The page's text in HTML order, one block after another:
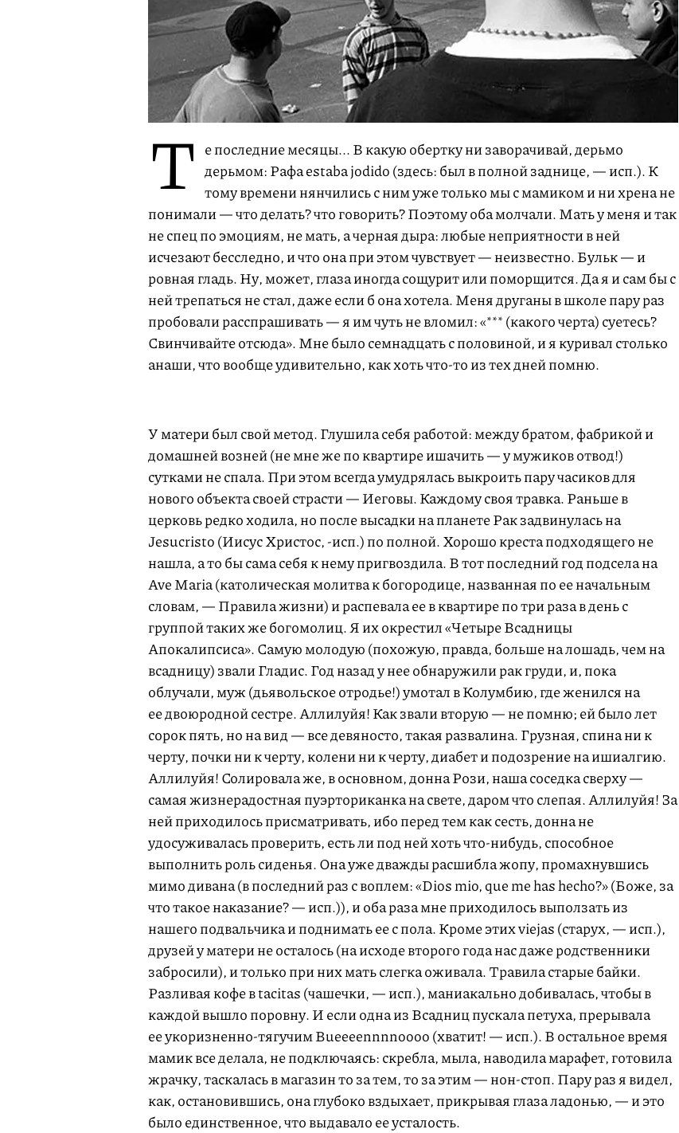
Т е последние месяцы... В какую обертку ни заворачивай, дерьмо
дерьмом: Рафа estaba jodido (здесь: был в полной заднице, — исп.). К
тому времени нянчились с ним уже только мы с мамиком и ни хрена не
понимали — что делать? что говорить? Поэтому оба молчали. Мать у меня и так
не спец по эмоциям, не мать, а черная дыра: любые неприятности в ней
исчезают бесследно, и что она при этом чувствует — неизвестно. Бульк — и
ровная гладь. Ну, может, глаза иногда сощурит или поморщится. Да я и сам бы с
ней трепаться не стал, даже если б она хотела. Меня друганы в школе пару раз
пробовали расспрашивать — я им чуть не вломил: «*** (какого черта) суетесь?
Свинчивайте отсюда». Мне было семнадцать с половиной, и я куривал столько
анаши, что вообще удивительно, как хоть что-то из тех дней помню.
У матери был свой метод. Глушила себя работой: между братом, фабрикой и
домашней возней (не мне же по квартире ишачить — у мужиков отвод!)
сутками не спала. При этом всегда умудрялась выкроить пару часиков для
нового объекта своей страсти — Иеговы. Каждому своя травка. Раньше в
церковь редко ходила, но после высадки на планете Рак задвинулась на
Jesucristo (Иисус Христос, -исп.) по полной. Хорошо креста подходящего не
нашла, а то бы сама себя к нему пригвоздила. В тот последний год подсела на
Ave Maria (католическая молитва к богородице, названная по ее начальным
словам, — Правила жизни) и распевала ее в квартире по три раза в день с
группой таких же богомолиц. Я их окрестил «Четыре Всадницы
Апокалипсиса». Самую молодую (похожую, правда, больше на лошадь, чем на
всадницу) звали Гладис. Год назад у нее обнаружили рак груди, и, пока
облучали, муж (дьявольское отродье!) умотал в Колумбию, где женился на
ее двоюродной сестре. Аллилуйя! Как звали вторую — не помню; ей было лет
сорок пять, но на вид — все девяносто, такая развалина. Грузная, спина ни к
черту, почки ни к черту, колени ни к черту, диабет и подозрение на ишиалгию.
Аллилуйя! Солировала же, в основном, донна Рози, наша соседка сверху —
самая жизнерадостная пуэрториканка на свете, даром что слепая. Аллилуйя! За
ней приходилось присматривать, ибо перед тем как сесть, донна не
удосуживалась проверить, есть ли под ней хоть что-нибудь, способное
выполнить роль сиденья. Она уже дважды расшибла жопу, промахнувшись
мимо дивана (в последний раз с воплем: «Dios mio, que me has hecho?» (Боже, за
что такое наказание? — исп.)), и оба раза мне приходилось выползать из
нашего подвальчика и поднимать ее с пола. Кроме этих viejas (старух, — исп.),
друзей у матери не осталось (на исходе второго года нас даже родственники
забросили), и только при них мать слегка оживала. Травила старые байки.
Разливая кофе в tacitas (чашечки, — исп.), маниакально добивалась, чтобы в
каждой вышло поровну. И если одна из Всадниц пускала петуха, прерывала
ее укоризненно-тягучим Bueeeennnnoooo (хватит! — исп.). В остальное время
мамик все делала, не подключаясь: скребла, мыла, наводила марафет, готовила
жрачку, таскалась в магазин то за тем, то за этим — нон-стоп. Пару раз я видел,
как, остановившись, она глубоко вздыхает, прикрывая глаза ладонью, — и это
было единственное, что выдавало ее усталость.